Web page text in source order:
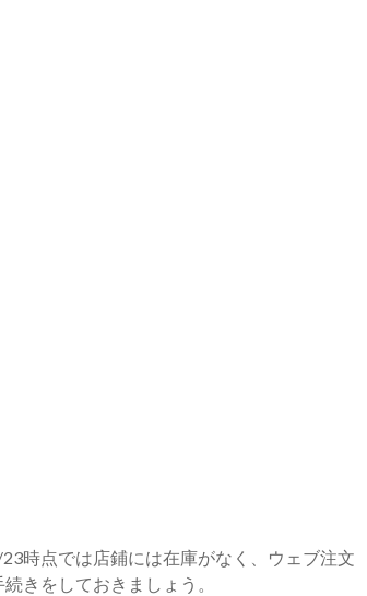
時点では店鋪には在庫がなく、ウェブ注文
きをしておきましょう。